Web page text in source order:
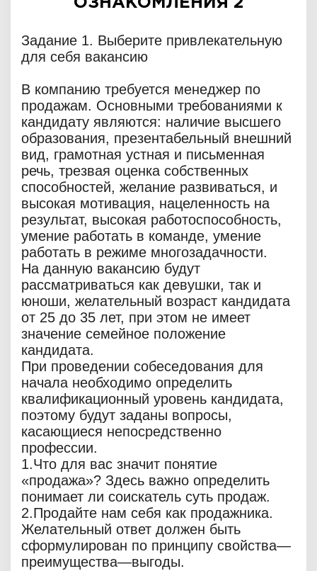
Задание 1. Выберите привлекательную
для себя вакансию
В компанию требуется менеджер по
продажам. Основными требованиями к
кандидату являются: наличие высшего
образования, презентабельный внешний
вид, грамотная устная и письменная
речь, трезвая оценка собственных
способностей, желание развиваться, и
высокая мотивация, нацеленность на
результат, высокая работоспособность,
умение работать в команде, умение
работать в режиме многозадачности.
На данную вакансию будут
рассматриваться как девушки, так и
юноши, желательный возраст кандидата
от 25 до 35 лет, при этом не имеет
значение семейное положение
кандидата.
При проведении собеседования для
начала необходимо определить
квалификационный уровень кандидата,
поэтому будут заданы вопросы,
касающиеся непосредственно
профессии.
1.Что для вас значит понятие
«продажа»? Здесь важно определить
понимает ли соискатель суть продаж.
2.Продайте нам себя как продажника.
Желательный ответ должен быть
сформулирован по принципу свойства—
преимущества—выгоды.